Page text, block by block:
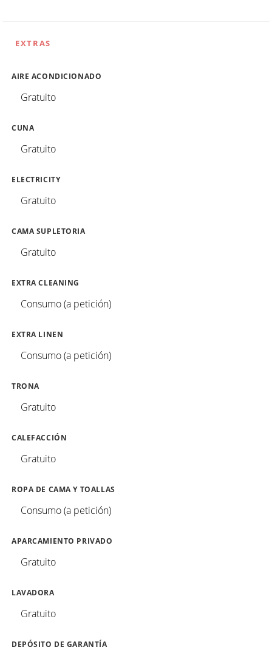
EXTRAS
AIRE ACONDICIONADO
Gratuito
CUNA
Gratuito
ELECTRICITY
Gratuito
CAMA SUPLETORIA
Gratuito
EXTRA CLEANING
Consumo (a petición)
EXTRA LINEN
Consumo (a petición)
TRONA
Gratuito
CALEFACCIÓN
Gratuito
ROPA DE CAMA Y TOALLAS
Consumo (a petición)
APARCAMIENTO PRIVADO
Gratuito
LAVADORA
Gratuito
DEPÓSITO DE GARANTÍA